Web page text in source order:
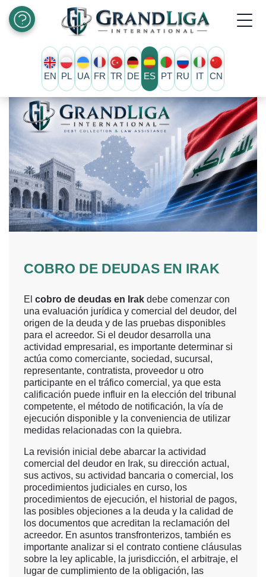
EN PL UA FR TR DE ES PT RU IT CN
COBRO DE DEUDAS EN IRAK
El cobro de deudas en Irak debe comenzar con
una evaluación jurídica y comercial del deudor, del
origen de la deuda y de las pruebas disponibles
para el acreedor. Si el deudor desarrolla una
actividad empresarial, es importante determinar si
actúa como comerciante, sociedad, sucursal,
representante, contratista, proveedor u otro
participante en el tráfico comercial, ya que esta
calificación puede influir en la elección del tribunal
competente, el método de notificación, la vía de
ejecución disponible y la conveniencia de utilizar
medidas relacionadas con la quiebra.
La revisión inicial debe abarcar la actividad
comercial del deudor en Irak, su dirección actual,
sus activos, su actividad bancaria o comercial, los
procedimientos judiciales en curso, los
procedimientos de ejecución, el historial de pagos,
las posibles objeciones a la deuda y la calidad de
los documentos que acreditan la reclamación del
acreedor. En asuntos transfronterizos, también es
importante analizar si el contrato contiene cláusulas
sobre la ley aplicable, la jurisdicción, el arbitraje, el
lugar de cumplimiento de la obligación, las